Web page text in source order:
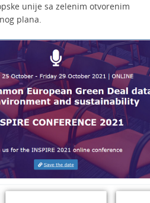
unije sa zelenim otvorenim
plana.